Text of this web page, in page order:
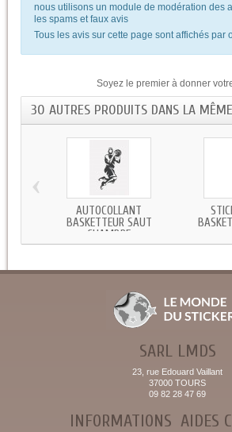
nous utilisons un module de modération des
les spams et faux avis
Tous les avis sur cette page sont affichés par
Soyez le premier à donner
30 AUTRES PRODUITS DANS LA
AUTOCOLLANT
BASKETTEUR SAUT
CHAMBRE
‹
SARL LMDS
23, rue Edouard Vaillant
37000 TOURS
09 82 28 47 69
INFORMATIONS AIDES